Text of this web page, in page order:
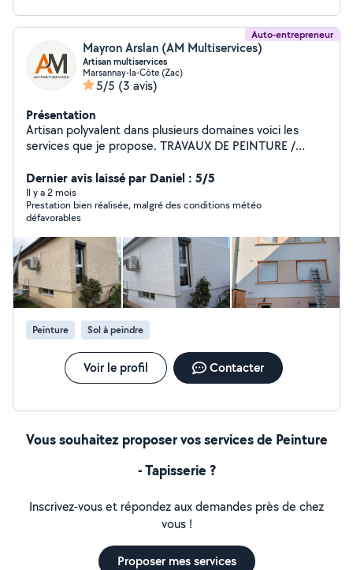
Auto-entrepreneur
Mayron Arslan (AM Multiservices)
Artisan multiservices
Marsannay-la-Côte (Zac)
5/5 (3 avis)
Présentation
Artisan polyvalent dans plusieurs domaines voici les
services que je propose. TRAVAUX DE PEINTURE /
de Façades et peinture Peinture boiserie Peinture
ferronnerie ENTRETIEN ESPACE VERTS élagage
abattage taille de haies Débroussaillage Tonte de
pelouse Évacuation déchets N'hésitez pas à me
contacter pour tous renseignements et demande de
devis.
Dernier avis laissé par Daniel : 5/5
Il y a 2 mois
Prestation bien réalisée, malgré des conditions météo
défavorables
Peinture Sol à peindre
Voir le profil Contacter
Vous souhaitez proposer vos services de Peinture
- Tapisserie ?
Inscrivez-vous et répondez aux demandes près de chez
vous !
Proposer mes services